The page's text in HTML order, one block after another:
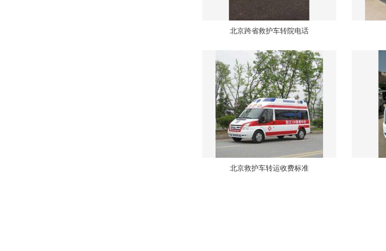
北京跨省救护车转院电话
北京救护车转运收费标准